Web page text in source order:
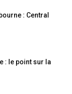
: Central
: le point sur la